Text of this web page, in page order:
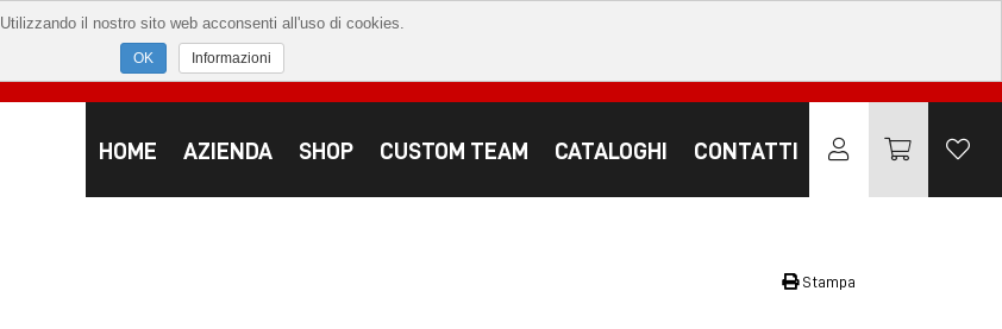
HOME AZIENDA SHOP CUSTOM TEAM CATALOGHI CONTATTI
Stampa
Utilizzando il nostro sito web acconsenti all'uso di cookies.
Informazioni